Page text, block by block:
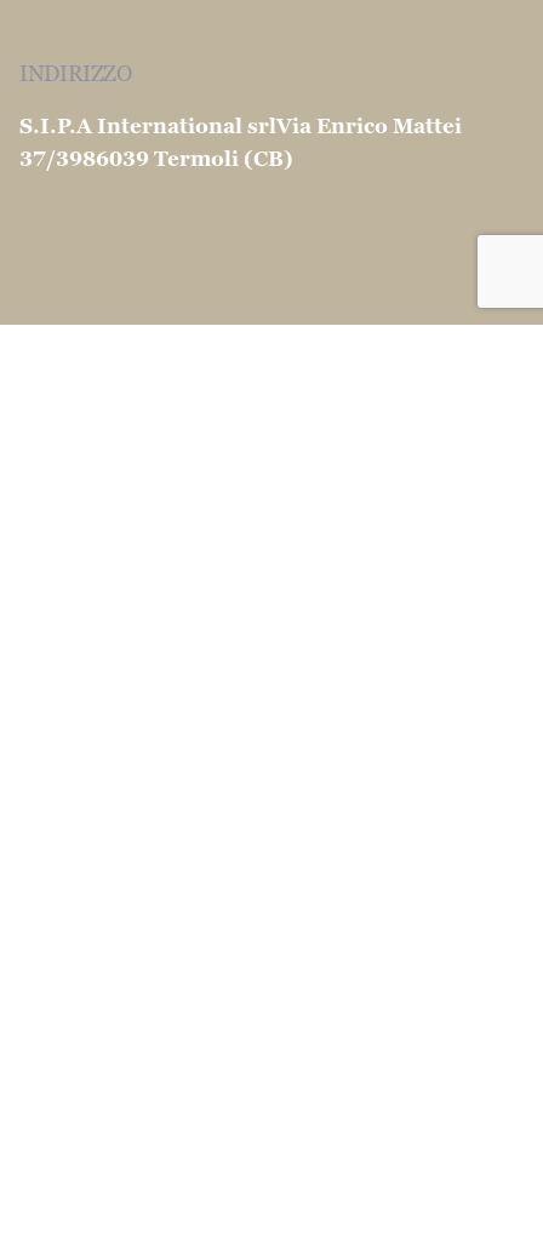
INDIRIZZO
S.I.P.A International srlVia Enrico Mattei
37/3986039 Termoli (CB)